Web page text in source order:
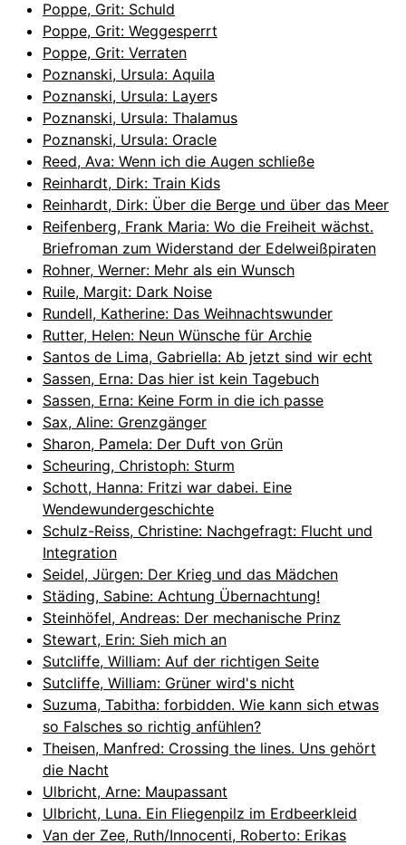
Poppe, Grit: Schuld
Poppe, Grit: Weggesperrt
Poppe, Grit: Verraten
Poznanski, Ursula: Aquila
Poznanski, Ursula: Layers
Poznanski, Ursula: Thalamus
Poznanski, Ursula: Oracle
Reed, Ava: Wenn ich die Augen schließe
Reinhardt, Dirk: Train Kids
Reinhardt, Dirk: Über die Berge und über das Meer
Reifenberg, Frank Maria: Wo die Freiheit wächst.
Briefroman zum Widerstand der Edelweißpiraten
Rohner, Werner: Mehr als ein Wunsch
Ruile, Margit: Dark Noise
Rundell, Katherine: Das Weihnachtswunder
Rutter, Helen: Neun Wünsche für Archie
Santos de Lima, Gabriella: Ab jetzt sind wir echt
Sassen, Erna: Das hier ist kein Tagebuch
Sassen, Erna: Keine Form in die ich passe
Sax, Aline: Grenzgänger
Sharon, Pamela: Der Duft von Grün
Scheuring, Christoph: Sturm
Schott, Hanna: Fritzi war dabei. Eine
Wendewundergeschichte
Schulz-Reiss, Christine: Nachgefragt: Flucht und
Integration
Seidel, Jürgen: Der Krieg und das Mädchen
Städing, Sabine: Achtung Übernachtung!
Steinhöfel, Andreas: Der mechanische Prinz
Stewart, Erin: Sieh mich an
Sutcliffe, William: Auf der richtigen Seite
Sutcliffe, William: Grüner wird's nicht
Suzuma, Tabitha: forbidden. Wie kann sich etwas
so Falsches so richtig anfühlen?
Theisen, Manfred: Crossing the lines. Uns gehört
die Nacht
Ulbricht, Arne: Maupassant
Ulbricht, Luna. Ein Fliegenpilz im Erdbeerkleid
Van der Zee, Ruth/Innocenti, Roberto: Erikas